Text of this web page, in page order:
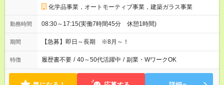
化学品事業，オートモーティブ事業，建築ガラス事業
勤務時間 08:30～17:15(実働7時間45分 休憩1時間)
期間 【急募】即日～長期 ※8月～！
特徴 履歴書不要 / 40～50代活躍中 / 副業・WワークOK